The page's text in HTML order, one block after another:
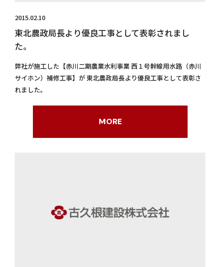
2015.02.10
東北農政局長より優良工事として表彰されまし
た。
弊社が施工した【赤川二期農業水利事業 西１号幹線用水路（赤川
サイホン）補修工事】が 東北農政局長より優良工事として表彰さ
れました。
MORE